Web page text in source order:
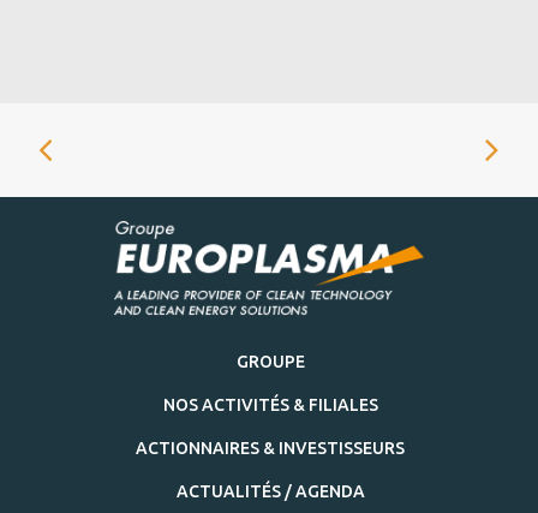
GROUPE
NOS ACTIVITÉS & FILIALES
ACTIONNAIRES & INVESTISSEURS
ACTUALITÉS / AGENDA